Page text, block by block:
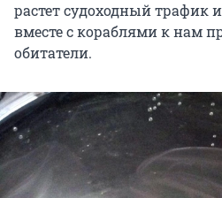
растет судоходный трафик
вместе с кораблями к нам
обитатели.